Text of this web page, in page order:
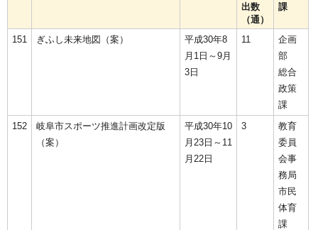
出数
（通）
課
151 ぎふし未来地図（案）
平成30年8
月1日～9月
3日
11
企画
部
総合
政策
課
152
岐阜市スポーツ推進計画改定版
（案）
平成30年10
月23日～11
月22日
3
教育
委員
会事
務局
市民
体育
課